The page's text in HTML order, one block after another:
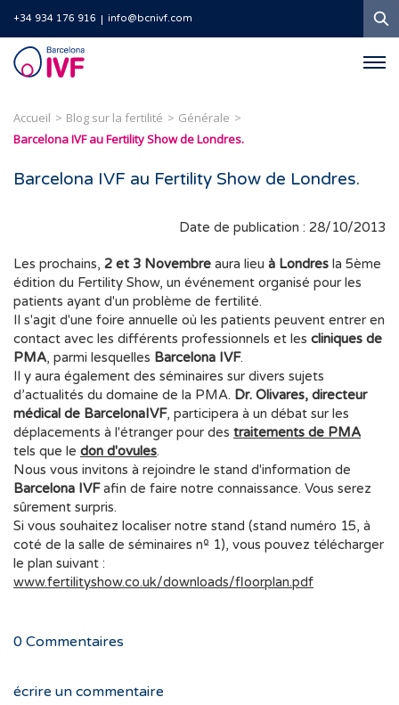
+34 934 176 916 info@bcnivf.com
Barcelona
IVF
Accueil Blog sur la fertilité
Générale
Barcelona IVF au Fertility Show de Londres.
Barcelona IVF au Fertility Show de Londres.
Date de publication : 28/10/2013
Les prochains, 2 et 3 Novembre aura lieu à Londres la 5ème
édition du Fertility Show, un événement organisé pour les
patients ayant d'un problème de fertilité.
Il s'agit d'une foire annuelle où les patients peuvent entrer en
contact avec les différents professionnels et les cliniques de
PMA, parmi lesquelles Barcelona IVF.
Il y aura également des séminaires sur divers sujets
d’actualités du domaine de la PMA. Dr. Olivares, directeur
médical de BarcelonaIVF, participera à un débat sur les
déplacements à l'étranger pour des traitements de PMA
tels que le don d'ovules.
Nous vous invitons à rejoindre le stand d'information de
Barcelona IVFafin de faire notre connaissance. Vous serez
sûrement surpris.
Si vous souhaitez localiser notre stand (stand numéro 15, à
coté de la salle de séminaires nº 1), vous pouvez télécharger
le plan suivant :
www.fertilityshow.co.uk/downloads/floorplan.pdf
0 Commentaires
écrire un commentaire